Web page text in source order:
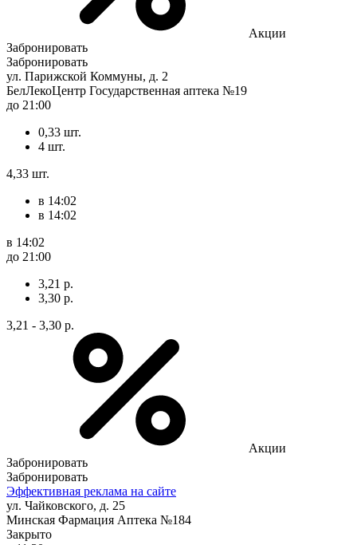
Акции
Забронировать
Забронировать
ул. Парижской Коммуны, д. 2
БелЛекоЦентр Государственная аптека №19
до 21:00
0,33 шт.
4 шт.
4,33 шт.
в 14:02
в 14:02
в 14:02
до 21:00
3,21 р.
3,30 р.
3,21 - 3,30 р.
Акции
Забронировать
Забронировать
Эффективная реклама на сайте
ул. Чайковского, д. 25
Минская Фармация Аптека №184
Закрыто